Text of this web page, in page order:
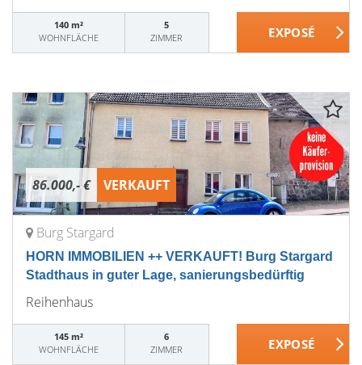
140 m²
WOHNFLÄCHE
5
ZIMMER
86.000,- € VERKAUFT
Burg Stargard
HORN IMMOBILIEN ++ VERKAUFT! Burg Stargard
Stadthaus in guter Lage, sanierungsbedürftig
Reihenhaus
145 m²
WOHNFLÄCHE
6
ZIMMER